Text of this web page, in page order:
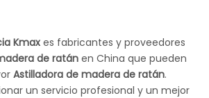
Kmax es fabricantes y proveedores
de ratán en China que pueden
Astilladora de madera de ratán.
un servicio profesional y un mejor